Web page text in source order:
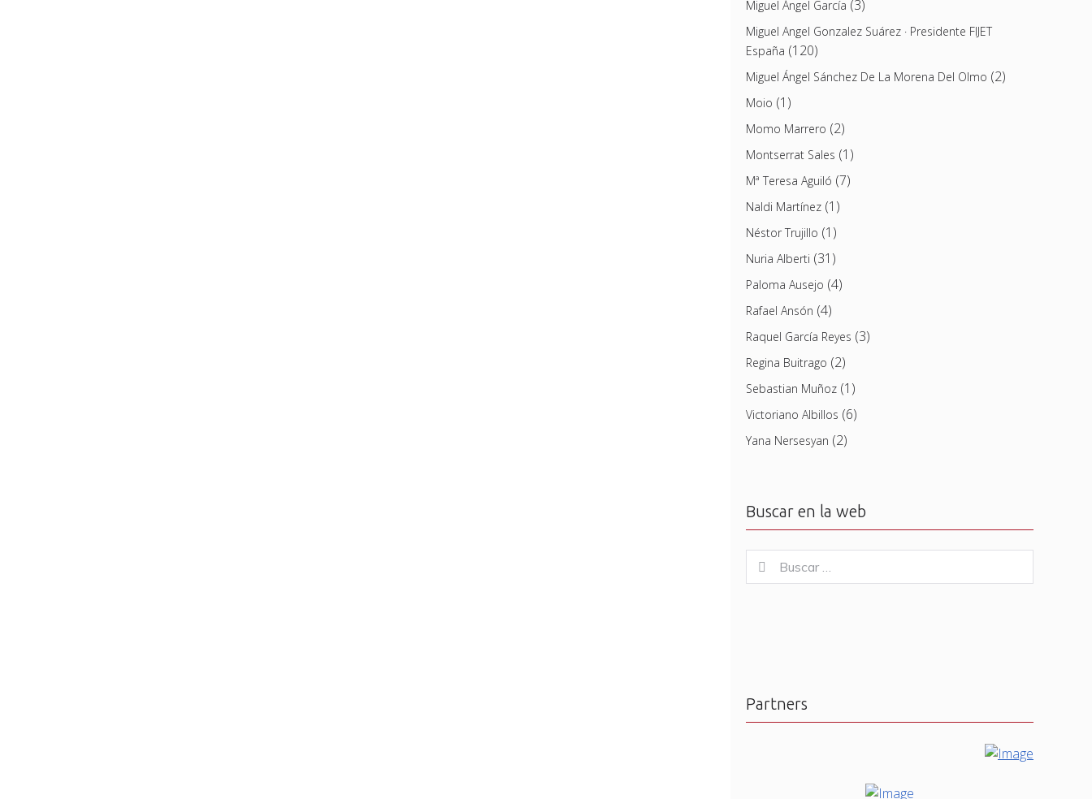
Miguel Ángel García (3)
Miguel Angel Gonzalez Suárez · Presidente FIJET
España (120)
Miguel Ángel Sánchez De La Morena Del Olmo (2)
Moio (1)
Momo Marrero (2)
Montserrat Sales (1)
Mª Teresa Aguiló (7)
Naldi Martínez(1)
Néstor Trujillo (1)
Nuria Alberti (31)
Paloma Ausejo (4)
Rafael Ansón (4)
Raquel García Reyes (3)
Regina Buitrago (2)
Sebastian Muñoz(1)
Victoriano Albillos (6)
Yana Nersesyan (2)
Buscar en la web
for:
Buscar
Partners